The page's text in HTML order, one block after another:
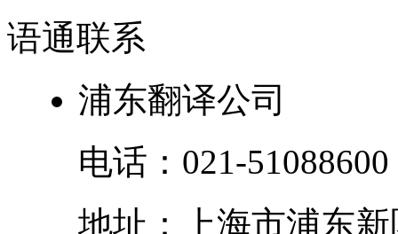
语通联系
浦东翻译公司
电话： 021-51088600
地址：
上海市浦东新